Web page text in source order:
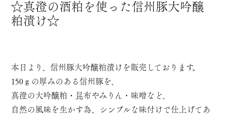
☆真澄の酒粕を使った信州豚大吟醸
粕漬け☆
本日より、信州豚大吟醸粕漬けを販売しております。
150ｇの厚みのある信州豚を、
真澄の大吟醸粕・昆布やみりん・味噌など、
自然の風味を生かす為、シンプルな味付けで仕上げてあ